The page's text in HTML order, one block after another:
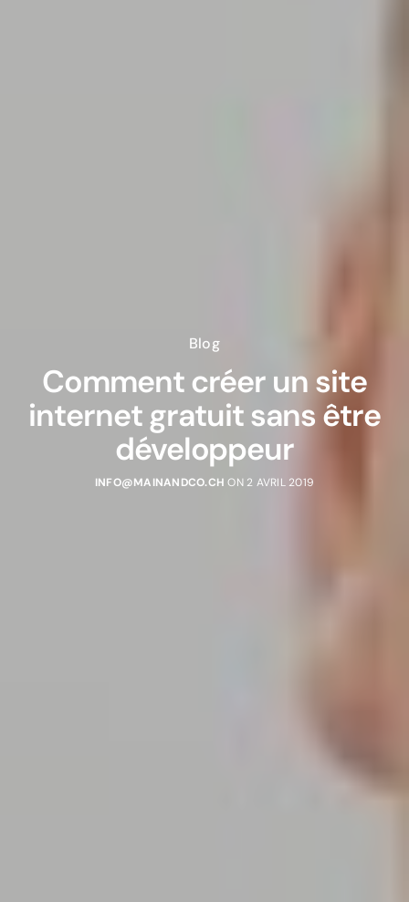
Blog
Comment créer un site
internet gratuit sans être
développeur
INFO@MAINANDCO.CH ON 2 AVRIL 2019